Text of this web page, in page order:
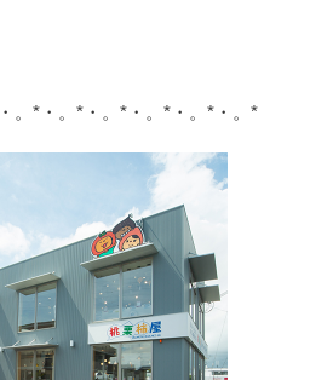
。*・。*・。*・。*・。*・。*